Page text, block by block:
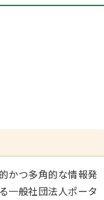
かつ多角的な情報発
一般社団法人ポータ